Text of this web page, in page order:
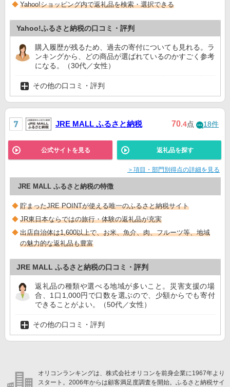
Yahoo!ショッピング内で返礼品を検索・選択できる
Yahoo!ふるさと納税の口コミ・評判
購入履歴が残るため、過去の寄付についても見れる。ラ
ンキングから、どの商品が選ばれているのかすごく参考
になる。（30代／女性）
その他の口コミ・評判
JRE MALL ふるさと納税 70.4点 18件
公式サイトを見る 返礼品を探す
＞項目・部門別得点の詳細を見る
JRE MALL ふるさと納税の特徴
貯まったJRE POINTが使える唯一のふるさと納税サイト
JR東日本ならではの旅行・体験の返礼品が充実
出店自治体は1,600以上で、お米、魚介、肉、フルーツ等、地域
の魅力的な返礼品も豊富
JRE MALL ふるさと納税の口コミ・評判
返礼品の種類や選べる地域が多いこと。災害支援の場
合、1口1,000円で口数を選ぶので、少額からでも寄付
できることがよい。（50代／女性）
その他の口コミ・評判
オリコンランキングは、株式会社オリコンを前身企業に1967年より
スタート。2006年からは顧客満足度調査を開始。ふるさと納税サイ